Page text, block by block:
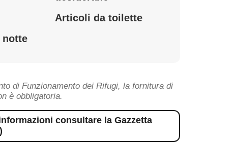
Articoli da toilette
notte
di Funzionamento dei Rifugi, la fornitura di
è obbligatoria.
consultare la Gazzetta